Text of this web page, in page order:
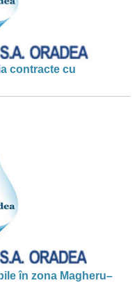
contracte cu
în zona Magheru–